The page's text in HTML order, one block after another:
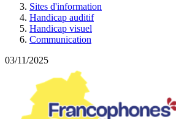
Sites d'information
Handicap auditif
Handicap visuel
Communication
03/11/2025